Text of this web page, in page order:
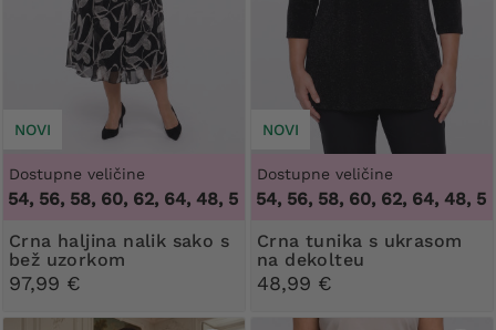
NOVI
Dostupne veličine
56, 58, 60, 62, 64, 48, 50, 52, 54, 56, 58, 60, 62, 64
Crna haljina nalik sako s
bež uzorkom
97,99 €
NOVI
Dostupne veličine
48, 50, 52, 54, 56, 58, 60, 62, 64, 48, 50,
Crna tunika s ukrasom
na dekolteu
48,99 €